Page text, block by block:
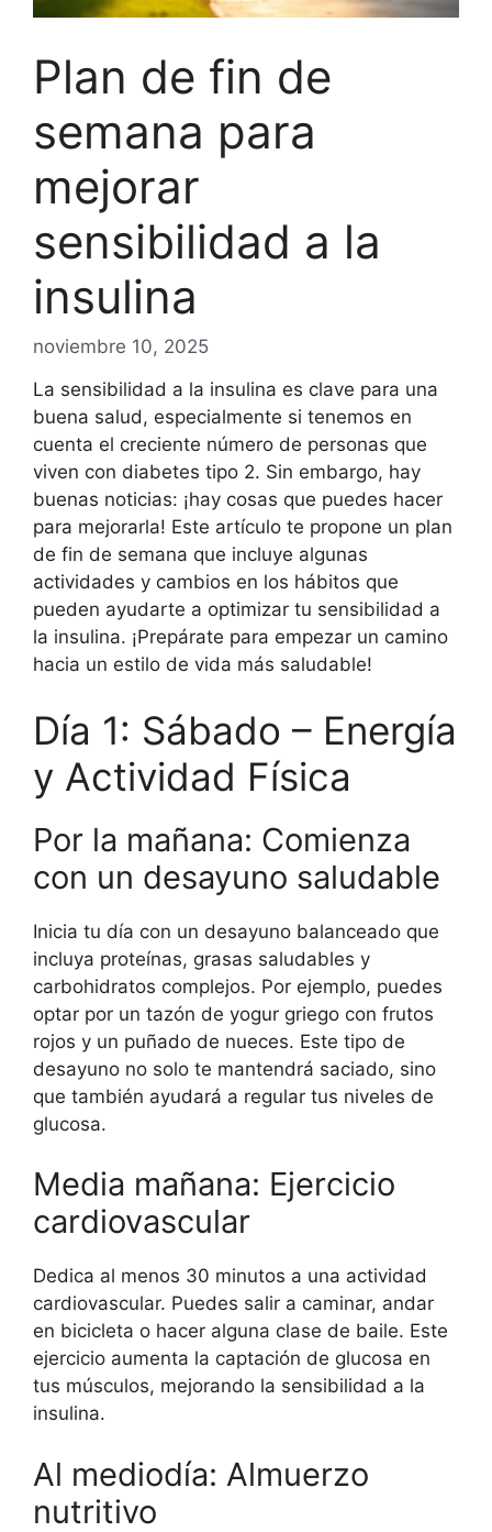
Plan de fin de
semana para
mejorar
sensibilidad a la
insulina
noviembre 10, 2025
La sensibilidad a la insulina es clave para una
buena salud, especialmente si tenemos en
cuenta el creciente número de personas que
viven con diabetes tipo 2. Sin embargo, hay
buenas noticias: ¡hay cosas que puedes hacer
para mejorarla! Este artículo te propone un plan
de fin de semana que incluye algunas
actividades y cambios en los hábitos que
pueden ayudarte a optimizar tu sensibilidad a
la insulina. ¡Prepárate para empezar un camino
hacia un estilo de vida más saludable!
Día 1: Sábado – Energía
y Actividad Física
Por la mañana: Comienza
con un desayuno saludable
Inicia tu día con un desayuno balanceado que
incluya proteínas, grasas saludables y
carbohidratos complejos. Por ejemplo, puedes
optar por un tazón de yogur griego con frutos
rojos y un puñado de nueces. Este tipo de
desayuno no solo te mantendrá saciado, sino
que también ayudará a regular tus niveles de
glucosa.
Media mañana: Ejercicio
cardiovascular
Dedica al menos 30 minutos a una actividad
cardiovascular. Puedes salir a caminar, andar
en bicicleta o hacer alguna clase de baile. Este
ejercicio aumenta la captación de glucosa en
tus músculos, mejorando la sensibilidad a la
insulina.
Al mediodía: Almuerzo
nutritivo